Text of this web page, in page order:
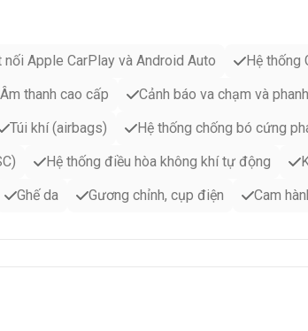
nối Apple CarPlay và Android Auto
Hệ thống
Âm thanh cao cấp
Cảnh báo va chạm và
Túi khí (airbags)
Hệ thống chống bó cứng
Hệ thống điều hòa không khí tự động
Ghế da Gương chỉnh, cụp điện Cam